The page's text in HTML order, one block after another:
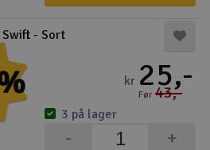
Swift - Sort
kr 25,-
Før 43,-
+
-
3 på lager